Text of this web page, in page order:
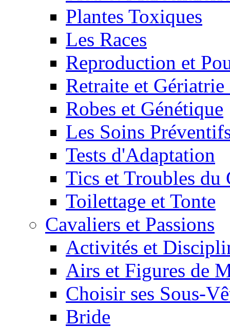
Plantes Toxiques
Les Races
Reproduction et
Retraite et
Robes et Génétique
Les Soins
Tests d'Adaptation
Tics et Troubles du
Toilettage et Tonte
Cavaliers et Passions
Activités et
Airs et Figures de
Choisir ses Sous-
Bride